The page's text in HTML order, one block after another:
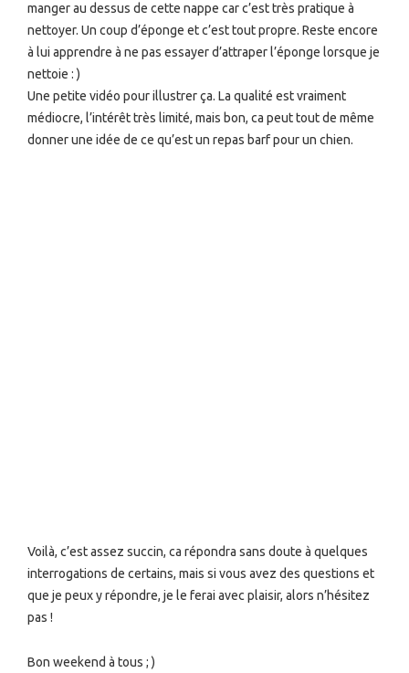
manger au dessus de cette nappe car c’est très pratique à
nettoyer. Un coup d’éponge et c’est tout propre. Reste encore
à lui apprendre à ne pas essayer d’attraper l’éponge lorsque je
nettoie : )
Une petite vidéo pour illustrer ça. La qualité est vraiment
médiocre, l’intérêt très limité, mais bon, ca peut tout de même
donner une idée de ce qu’est un repas barf pour un chien.
Voilà, c’est assez succin, ca répondra sans doute à quelques
interrogations de certains, mais si vous avez des questions et
que je peux y répondre, je le ferai avec plaisir, alors n’hésitez
pas !
Bon weekend à tous ; )